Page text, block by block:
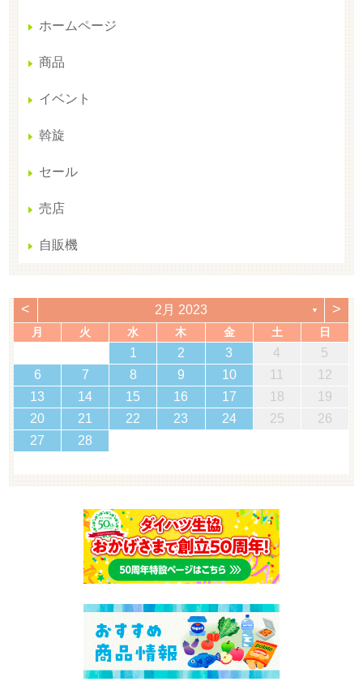
ホームページ
商品
イベント
斡旋
セール
売店
自販機
< 2月 2023 ▼ >
月 火 水 木 金 土 日
1 2 3 4
5
6
7 8 9 10 11
12
13
14 15 16 17 18
19
20
21 22 23 24 25
26
27
28